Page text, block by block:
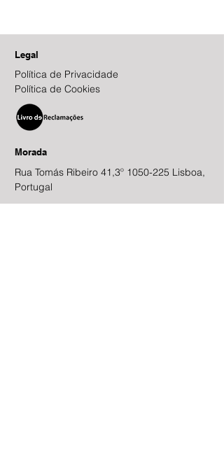
Legal
Política de Privacidade
Política de Cookies
Morada
Rua Tomás Ribeiro 41,3º 1050-225 Lisboa,
Portugal
Email